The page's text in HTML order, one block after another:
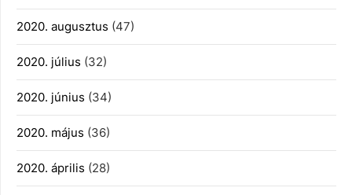
2020. augusztus (47)
2020. július (32)
2020. június (34)
2020. május (36)
2020. április (28)